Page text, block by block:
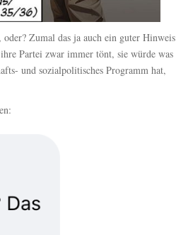
Zumal das ja auch ein guter Hinweis
Partei zwar immer tönt, sie würde was
und sozialpolitisches Programm hat,